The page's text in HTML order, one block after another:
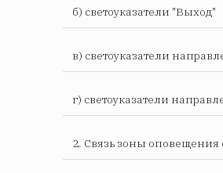
б) светоуказатели "Выход"
в) светоуказатели
г) светоуказатели
2. Связь зоны оповещения